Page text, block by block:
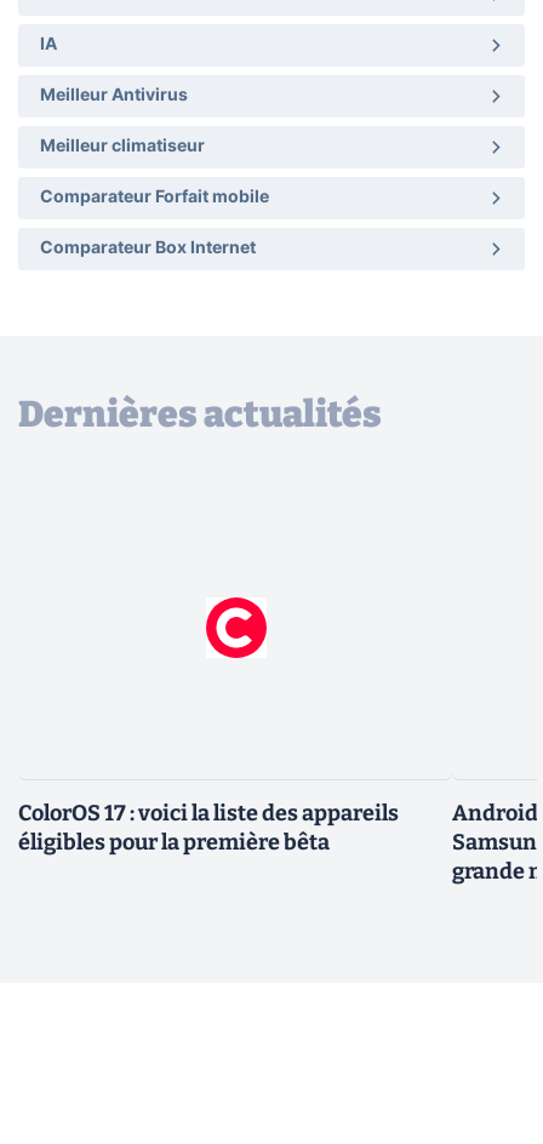
IA
Meilleur Antivirus
Meilleur climatiseur
Comparateur Forfait mobile
Comparateur Box Internet
Dernières actualités
ColorOS 17 : voici la liste des appareils
éligibles pour la première bêta
Android
grande